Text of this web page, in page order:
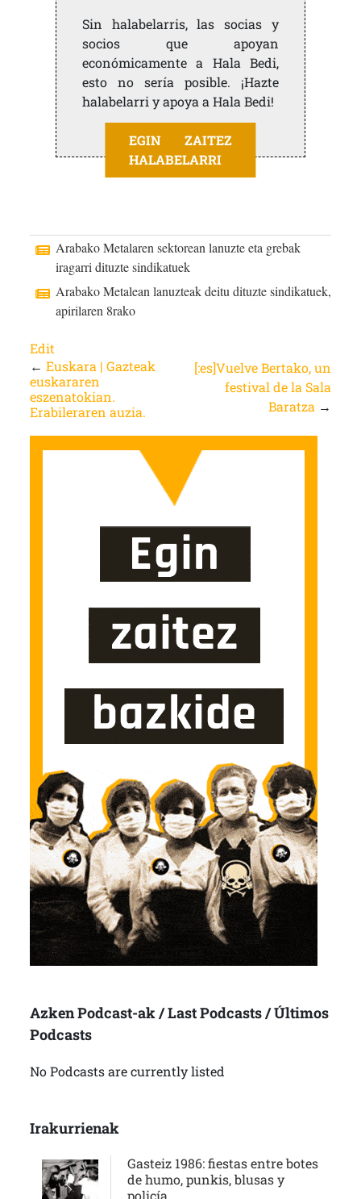
Sin halabelarris, las socias y
socios que apoyan
económicamente a Hala Bedi,
esto no sería posible. ¡Hazte
halabelarri y apoya a Hala Bedi!
EGIN ZAITEZ
HALABELARRI
Arabako Metalaren sektorean lanuzte eta grebak
iragarri dituzte sindikatuek
Arabako Metalean lanuzteak deitu dituzte sindikatuek,
apirilaren 8rako
Edit
← Euskara | Gazteak
euskararen
eszenatokian.
Erabileraren auzia.
[:es]Vuelve Bertako, un
festival de la Sala
Baratza →
Azken Podcast-ak / Last Podcasts / Últimos
Podcasts
No Podcasts are currently listed
Irakurrienak
Gasteiz 1986: fiestas entre botes
de humo, punkis, blusas y
policía